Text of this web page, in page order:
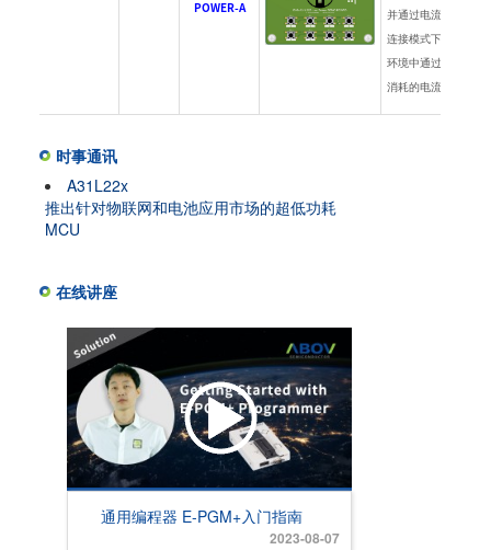
POWER-A
并通过电流表查看电
连接模式下，可以在
环境中通过实时图表
消耗的电流量。
时事通讯
A31L22x
推出针对物联网和电池应用市场的超低功耗
MCU
在线讲座
通用编程器 E-PGM+入门指南
2023-08-07